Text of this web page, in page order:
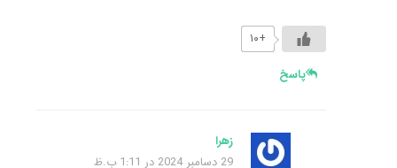
+۱۰
پاسخ
زهرا
29 دسامبر 2024 در 1:11 ب.ظ